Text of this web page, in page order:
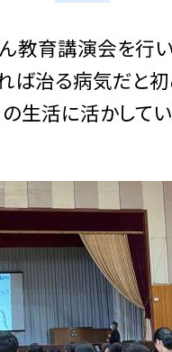
ん教育講演会を
ば治る病気だと
生活に活かして